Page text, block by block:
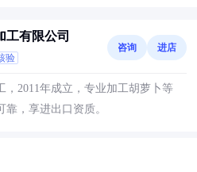
工有限公司
验
咨询 进店
，2011年成立，专业加工胡萝卜等
，享进出口资质。